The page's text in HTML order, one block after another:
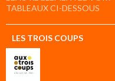
TABLEAUX CI-DESSOUS
LES TROIS COUPS